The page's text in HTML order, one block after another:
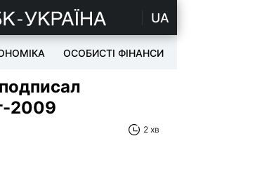
UA
ОСОБИСТІ ФІНАНСИ
2009
2 хв